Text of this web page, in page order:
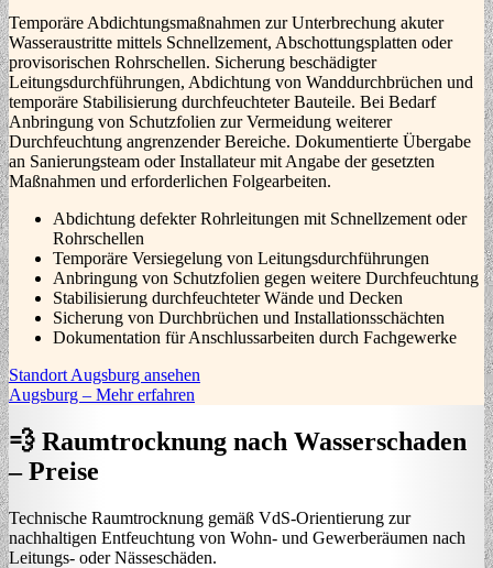
Temporäre Abdichtungsmaßnahmen zur Unterbrechung akuter
Wasseraustritte mittels Schnellzement, Abschottungsplatten oder
provisorischen Rohrschellen. Sicherung beschädigter
Leitungsdurchführungen, Abdichtung von Wanddurchbrüchen und
temporäre Stabilisierung durchfeuchteter Bauteile. Bei Bedarf
Anbringung von Schutzfolien zur Vermeidung weiterer
Durchfeuchtung angrenzender Bereiche. Dokumentierte Übergabe
an Sanierungsteam oder Installateur mit Angabe der gesetzten
Maßnahmen und erforderlichen Folgearbeiten.
Abdichtung defekter Rohrleitungen mit Schnellzement oder
Rohrschellen
Temporäre Versiegelung von Leitungsdurchführungen
Anbringung von Schutzfolien gegen weitere Durchfeuchtung
Stabilisierung durchfeuchteter Wände und Decken
Sicherung von Durchbrüchen und Installationsschächten
Dokumentation für Anschlussarbeiten durch Fachgewerke
Standort Augsburg ansehen
Augsburg – Mehr erfahren
💨 Raumtrocknung nach Wasserschaden
– Preise
Technische Raumtrocknung gemäß VdS-Orientierung zur
nachhaltigen Entfeuchtung von Wohn- und Gewerberäumen nach
Leitungs- oder Nässeschäden.